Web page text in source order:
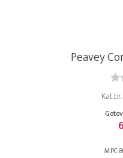
Peavey
MPC